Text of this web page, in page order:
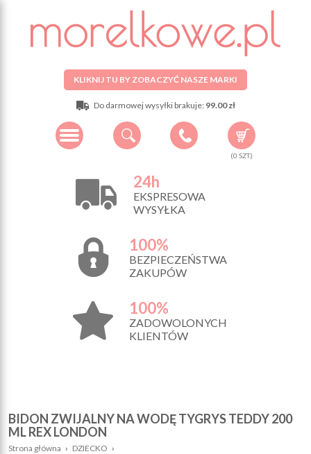
KLIKNIJ TU BY ZOBACZYĆ NASZE MARKI
Do darmowej wysyłki brakuje: 99.00 zł
(0 SZT.)
24h
EKSPRESOWA
WYSYŁKA
100%
BEZPIECZEŃSTWA
ZAKUPÓW
100%
ZADOWOLONYCH
KLIENTÓW
BIDON ZWIJALNY NA WODĘ TYGRYS TEDDY 200
ML REX LONDON
Strona główna › DZIECKO ›